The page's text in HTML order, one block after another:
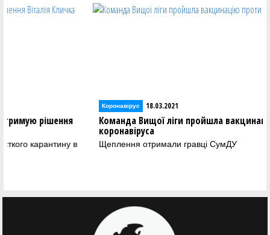
в
18.03.2021
Команда Вищої ліги пройшла вакцинацію проти
коронавіруса
Щеплення отримали гравці СумДУ